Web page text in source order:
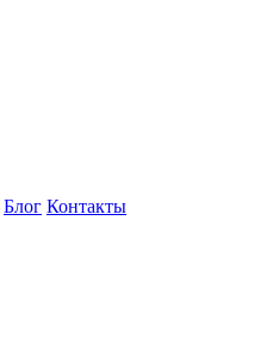
Блог Контакты